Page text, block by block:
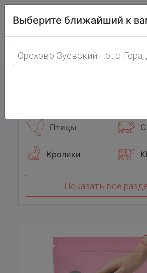
фермерских
товаров
с
Птицы
Кролики
Показать все
Выберите ближайший к
Орехово-Зуевский г.о., с. Гора,